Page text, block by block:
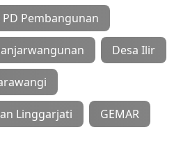
PD Pembangunan
Desa Ilir
Linggarjati GEMAR